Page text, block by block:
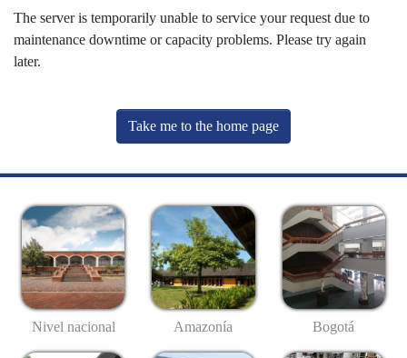
The server is temporarily unable to service your request due to
maintenance downtime or capacity problems. Please try again
later.
Take me to the home page
Nivel nacional Amazonía Bogotá